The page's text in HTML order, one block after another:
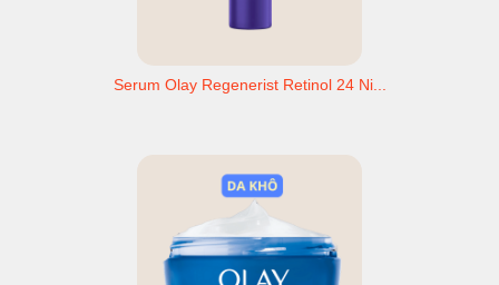
Serum Olay Regenerist Retinol 24 Ni...